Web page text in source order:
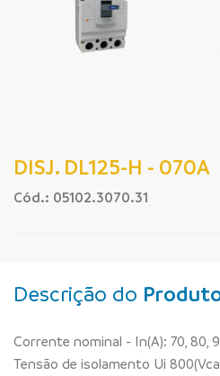
DISJ. DL125-H - 070A
Cód.: 05102.3070.31
Descrição do
Corrente nominal - In(A): 70, 80,
Tensão de isolamento Ui